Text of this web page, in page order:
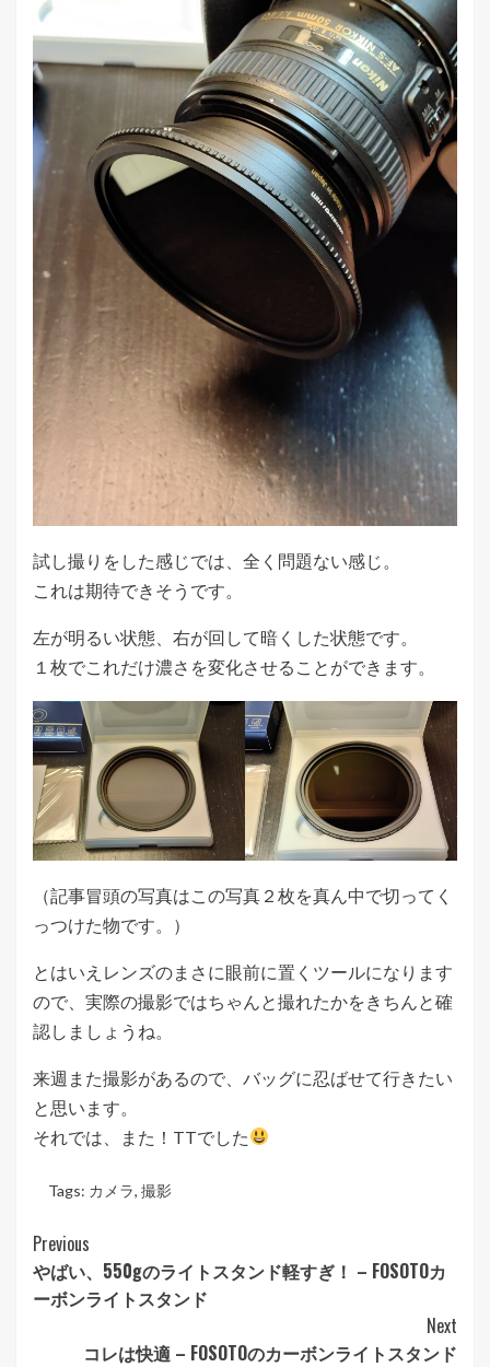
試し撮りをした感じでは、全く問題ない感じ。
これは期待できそうです。
左が明るい状態、右が回して暗くした状態です。
１枚でこれだけ濃さを変化させることができます。
（記事冒頭の写真はこの写真２枚を真ん中で切ってく
っつけた物です。）
とはいえレンズのまさに眼前に置くツールになります
ので、実際の撮影ではちゃんと撮れたかをきちんと確
認しましょうね。
来週また撮影があるので、バッグに忍ばせて行きたい
と思います。
それでは、また！TTでした
Tags: カメラ, 撮影
Post
Navigation
Previous
やばい、550gのライトスタンド軽すぎ！ – FOSOTOカ
ーボンライトスタンド
Next
コレは快適 – FOSOTOのカーボンライトスタンド